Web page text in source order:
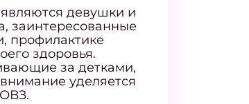
девушки и
заинтересованные
профилактике
здоровья.
за детками,
уделяется